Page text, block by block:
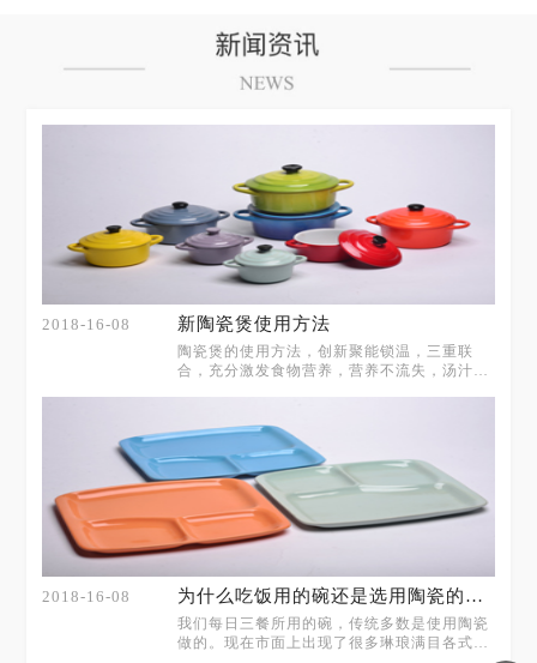
2018-16-08 新陶瓷煲使用方法
陶瓷煲的使用方法，创新聚能锁温，三重联
合，充分激发食物营养，营养不流失，汤汁更
2018-16-08 为什么吃饭用的碗还是选用陶瓷的好？
我们每日三餐所用的碗，传统多数是使用陶瓷
做的。现在市面上出现了很多琳琅满目各式样